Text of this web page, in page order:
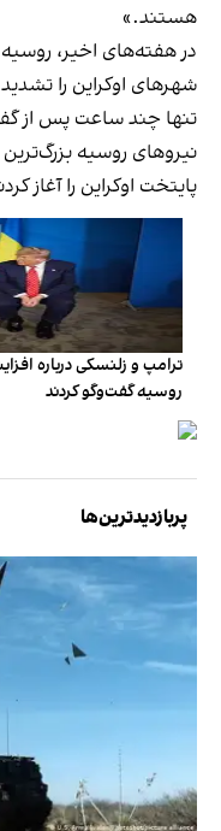
هستند.»
در هفته‌های اخیر،
شهرهای اوکراین را
پایتخت اوکراین را آغاز
ترامپ و زلنسکی درباره
روسیه گفت‌وگو کردند
پربازدیدترین‌ها